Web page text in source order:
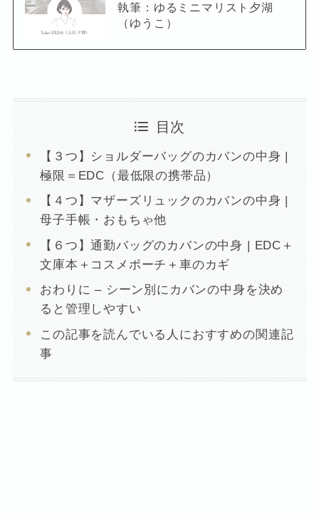
執筆：ゆるミニマリスト夕湖
（ゆうこ）
目次
【３つ】ショルダーバッグのカバンの中身 |
極限＝EDC（最低限の携帯品）
【４つ】マザーズリュックのカバンの中身 |
母子手帳・おもちゃ他
【６つ】通勤バッグのカバンの中身 | EDC＋
文庫本＋コスメポーチ＋車のカギ
おわりに – シーン別にカバンの中身を決め
ると管理しやすい
この記事を読んでいる人におすすめの関連記
事